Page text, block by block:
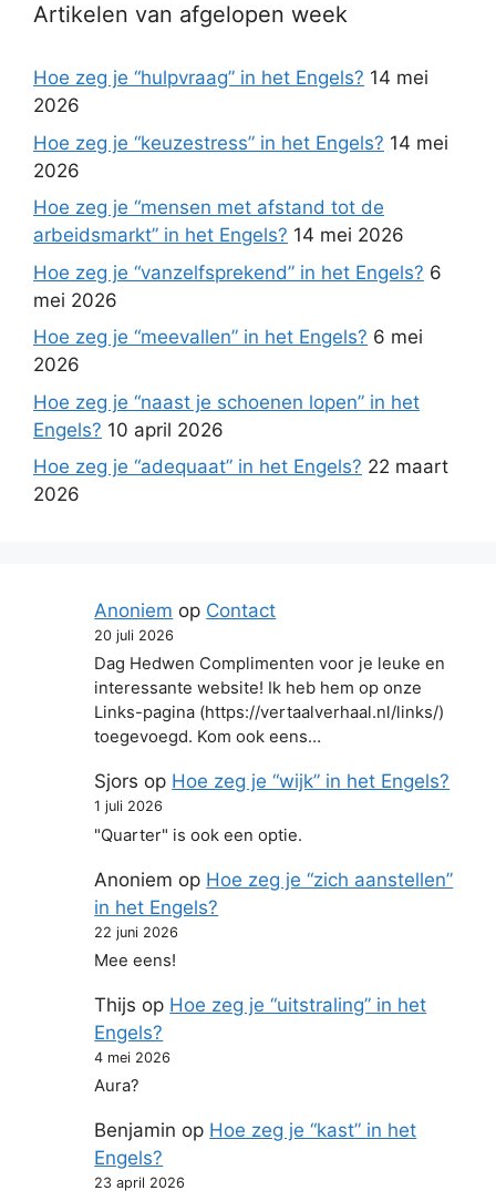
Artikelen van afgelopen week
Hoe zeg je “hulpvraag” in het Engels? 14 mei
2026
Hoe zeg je “keuzestress” in het Engels? 14 mei
2026
Hoe zeg je “mensen met afstand tot de
arbeidsmarkt” in het Engels? 14 mei 2026
Hoe zeg je “vanzelfsprekend” in het Engels? 6
mei 2026
Hoe zeg je “meevallen” in het Engels? 6 mei
2026
Hoe zeg je “naast je schoenen lopen” in het
Engels? 10 april 2026
Hoe zeg je “adequaat” in het Engels? 22 maart
2026
Anoniem op Contact
20 juli 2026
Dag Hedwen Complimenten voor je leuke en
interessante website! Ik heb hem op onze
Links-pagina (https://vertaalverhaal.nl/links/)
toegevoegd. Kom ook eens…
Sjors op Hoe zeg je “wijk” in het Engels?
1 juli 2026
"Quarter" is ook een optie.
Anoniem op Hoe zeg je “zich aanstellen”
in het Engels?
22 juni 2026
Mee eens!
Thijs op Hoe zeg je “uitstraling” in het
Engels?
4 mei 2026
Aura?
Benjamin op Hoe zeg je “kast” in het
Engels?
23 april 2026